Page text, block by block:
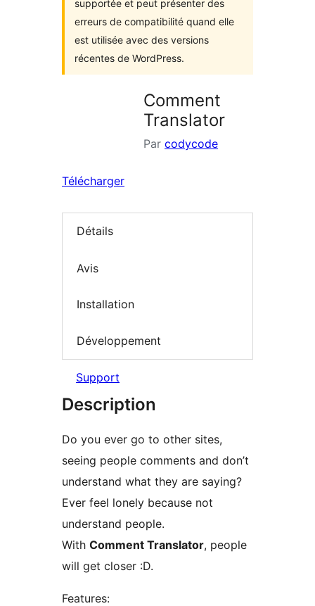
supportée et peut présenter des
erreurs de compatibilité quand elle
est utilisée avec des versions
récentes de WordPress.
Comment
Translator
Par codycode
Télécharger
Détails
Avis
Installation
Développement
Support
Description
Do you ever go to other sites,
seeing people comments and don’t
understand what they are saying?
Ever feel lonely because not
understand people.
With Comment Translator, people
will get closer :D.
Features: